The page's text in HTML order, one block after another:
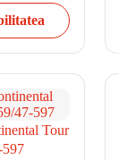
Tour